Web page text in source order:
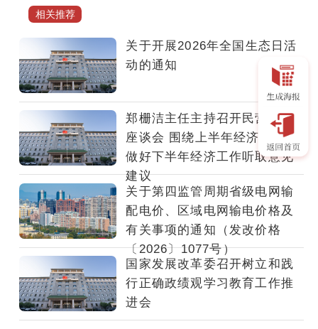
改
市
场
监
总
局
近
日
发
布
《关
理
价
相关推荐
关于开展2026年全国生态日活
动的通知
郑栅洁主任主持召开民营企业
座谈会 围绕上半年经济形势和
做好下半年经济工作听取意见
建议
关于第四监管周期省级电网输
配电价、区域电网输电价格及
有关事项的通知（发改价格
〔2026〕1077号）
国家发展改革委召开树立和践
行正确政绩观学习教育工作推
进会